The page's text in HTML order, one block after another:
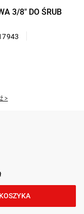
3/8" DO ŚRUB
>